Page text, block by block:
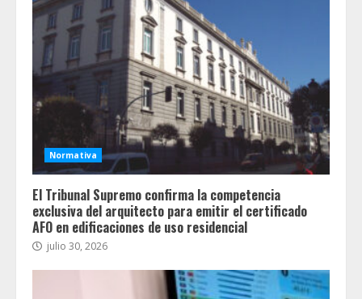
Normativa
El Tribunal Supremo confirma la competencia
exclusiva del arquitecto para emitir el certificado
AFO en edificaciones de uso residencial
julio 30, 2026